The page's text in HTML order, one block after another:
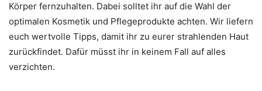
Körper fernzuhalten. Dabei solltet ihr auf die Wahl der
optimalen Kosmetik und Pflegeprodukte achten. Wir liefern
euch wertvolle Tipps, damit ihr zu eurer strahlenden Haut
zurückfindet. Dafür müsst ihr in keinem Fall auf alles
verzichten.